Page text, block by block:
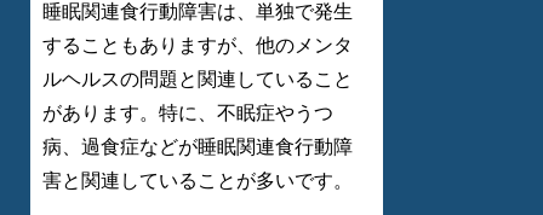
睡眠関連食行動障害は、単独で発生
することもありますが、他のメンタ
ルヘルスの問題と関連していること
があります。特に、不眠症やうつ
病、過食症などが睡眠関連食行動障
害と関連していることが多いです。